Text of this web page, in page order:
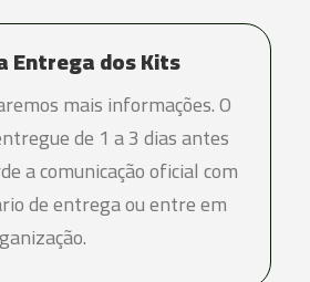
Entrega dos Kits
mais informações. O
de 1 a 3 dias antes
a comunicação oficial com
de entrega ou entre em